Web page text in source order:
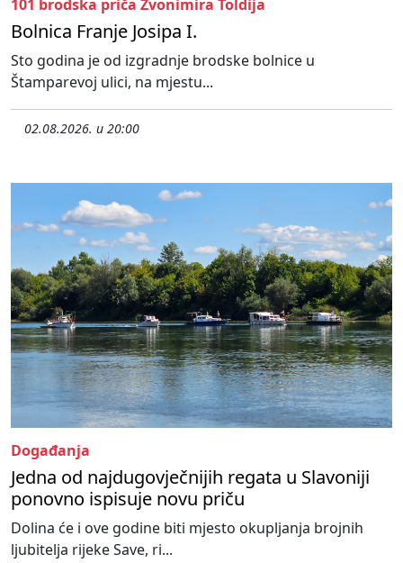
101 brodska priča Zvonimira Toldija
Bolnica Franje Josipa I.
Sto godina je od izgradnje brodske bolnice u
Štamparevoj ulici, na mjestu...
02.08.2026. u 20:00
Događanja
Jedna od najdugovječnijih regata u Slavoniji
ponovno ispisuje novu priču
Dolina će i ove godine biti mjesto okupljanja brojnih
ljubitelja rijeke Save, ri...